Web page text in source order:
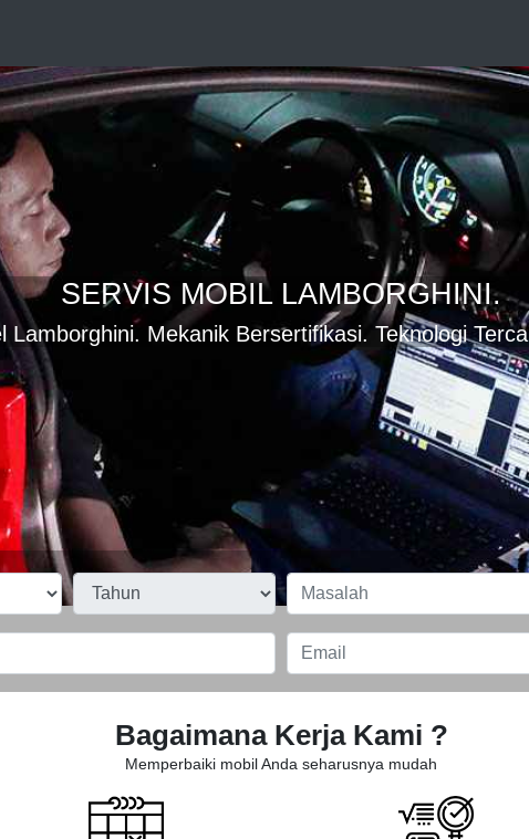
SERVIS MOBIL LAMBORGHINI.
Lamborghini. Mekanik Bersertifikasi. Teknologi
Bagaimana Kerja Kami ?
Memperbaiki mobil Anda seharusnya mudah